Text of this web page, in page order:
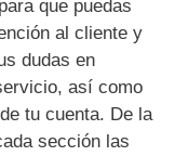
que puedas
al cliente y
dudas en
así como
tu cuenta. De la
sección las